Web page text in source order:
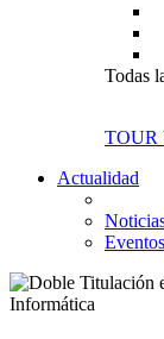
Todas
TOUR
Actualidad
Eventos